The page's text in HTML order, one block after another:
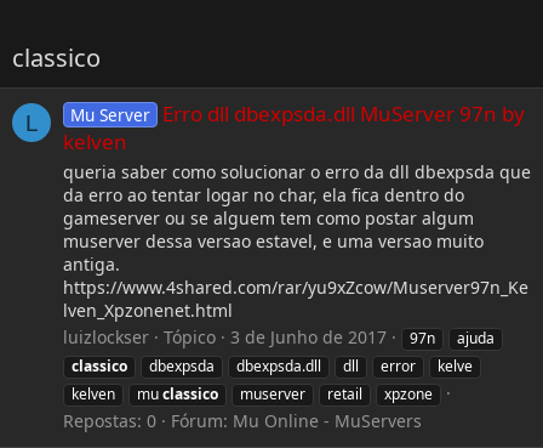
classico
L Mu Server Erro dll dbexpsda.dll MuServer 97n by
kelven
queria saber como solucionar o erro da dll dbexpsda que
da erro ao tentar logar no char, ela fica dentro do
gameserver ou se alguem tem como postar algum
muserver dessa versao estavel, e uma versao muito
antiga.
https://www.4shared.com/rar/yu9xZcow/Muserver97n_Ke
lven_Xpzonenet.html
luizlockser
Tópico 3 de Junho de 2017 97n
ajuda
classico
dbexpsda dbexpsda.dll dll error
kelve
kelven
muclassico muserver retail xpzone
Repostas: 0 Fórum: Mu Online - MuServers